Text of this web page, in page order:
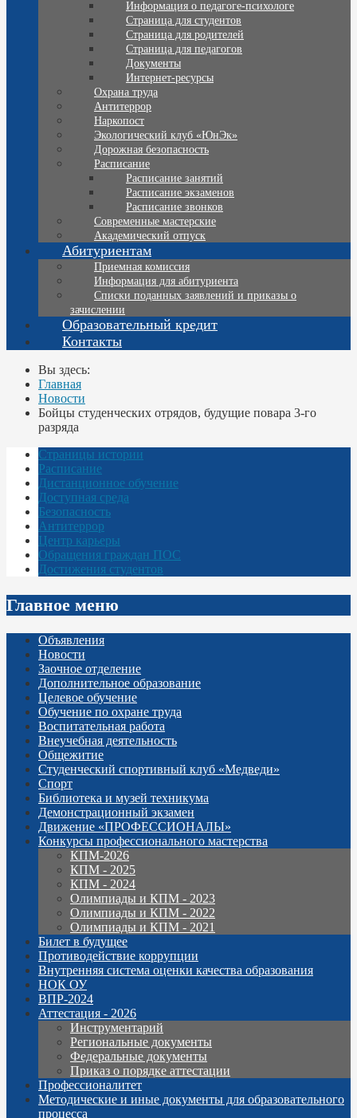
Информация о педагоге-психологе
Страница для студентов
Страница для родителей
Страница для педагогов
Документы
Интернет-ресурсы
Охрана труда
Антитеррор
Наркопост
Экологический клуб «ЮнЭк»
Дорожная безопасность
Расписание
Расписание занятий
Расписание экзаменов
Расписание звонков
Современные мастерские
Академический отпуск
Абитуриентам
Приемная комиссия
Информация для абитуриента
Списки поданных заявлений и приказы о
зачислении
Образовательный кредит
Контакты
Вы здесь:
Главная
Новости
Бойцы студенческих отрядов, будущие повара 3-го
разряда
Страницы истории
Расписание
Дистанционное обучение
Доступная среда
Безопасность
Антитеррор
Центр карьеры
Обращения граждан ПОС
Достижения студентов
Главное меню
Объявления
Новости
Заочное отделение
Дополнительное образование
Целевое обучение
Обучение по охране труда
Воспитательная работа
Внеучебная деятельность
Общежитие
Студенческий спортивный клуб «Медведи»
Спорт
Библиотека и музей техникума
Демонстрационный экзамен
Движение «ПРОФЕССИОНАЛЫ»
Конкурсы профессионального мастерства
КПМ-2026
КПМ - 2025
КПМ - 2024
Олимпиады и КПМ - 2023
Олимпиады и КПМ - 2022
Олимпиады и КПМ - 2021
Билет в будущее
Противодействие коррупции
Внутренняя система оценки качества образования
НОК ОУ
ВПР-2024
Аттестация - 2026
Инструментарий
Региональные документы
Федеральные документы
Приказ о порядке аттестации
Профессионалитет
Методические и иные документы для образовательного
процесса